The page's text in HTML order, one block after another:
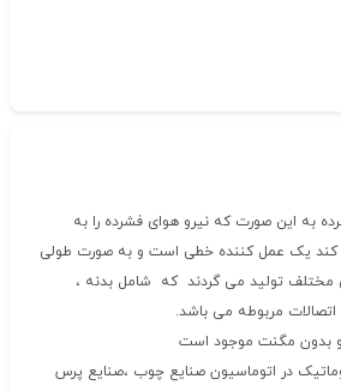
به این صورت که نیرو هوای فشرده را به
کند یک عمل کننده خطی است و به صورت طولی
مختلف تولید می گردند که شامل بدنه ،
مربوطه می باشد.
و بدون مگنت موجود است
در اتوماسیون صنایع چوب ،صنایع پرس